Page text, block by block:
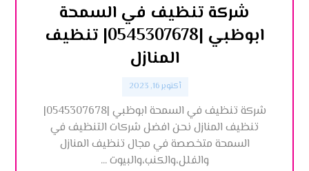
شركة تنظيف في السمحة
ابوظبي |0545307678| تنظيف
المنازل
أكتوبر 16, 2023
شركة تنظيف في السمحة ابوظبي |0545307678|
تنظيف المنازل نحن افضل شركات التنظيف في
السمحة متخصصة في مجال تنظيف المنازل
والفلل،والكنب،والبيوت ...